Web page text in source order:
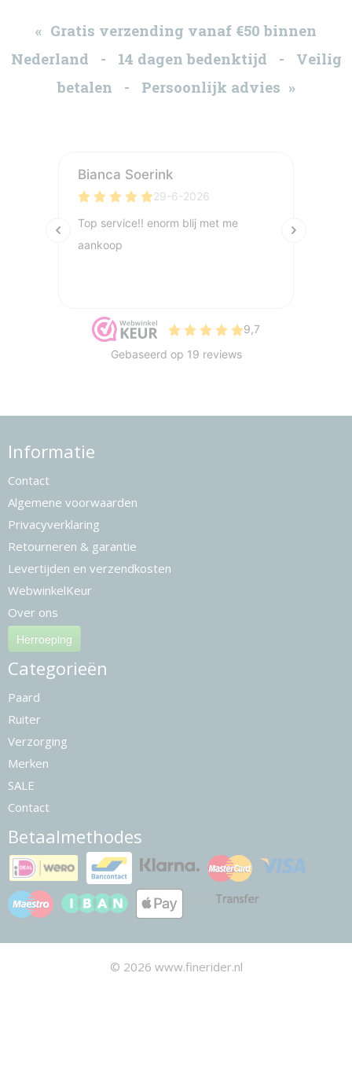
« Gratis verzending vanaf €50 binnen
Nederland - 14 dagen bedenktijd - Veilig
betalen - Persoonlijk advies »
Informatie
Contact
Algemene voorwaarden
Privacyverklaring
Retourneren & garantie
Levertijden en verzendkosten
WebwinkelKeur
Over ons
Herroeping
Categorieën
Paard
Ruiter
Verzorging
Merken
SALE
Contact
Betaalmethodes
© 2026 www.finerider.nl